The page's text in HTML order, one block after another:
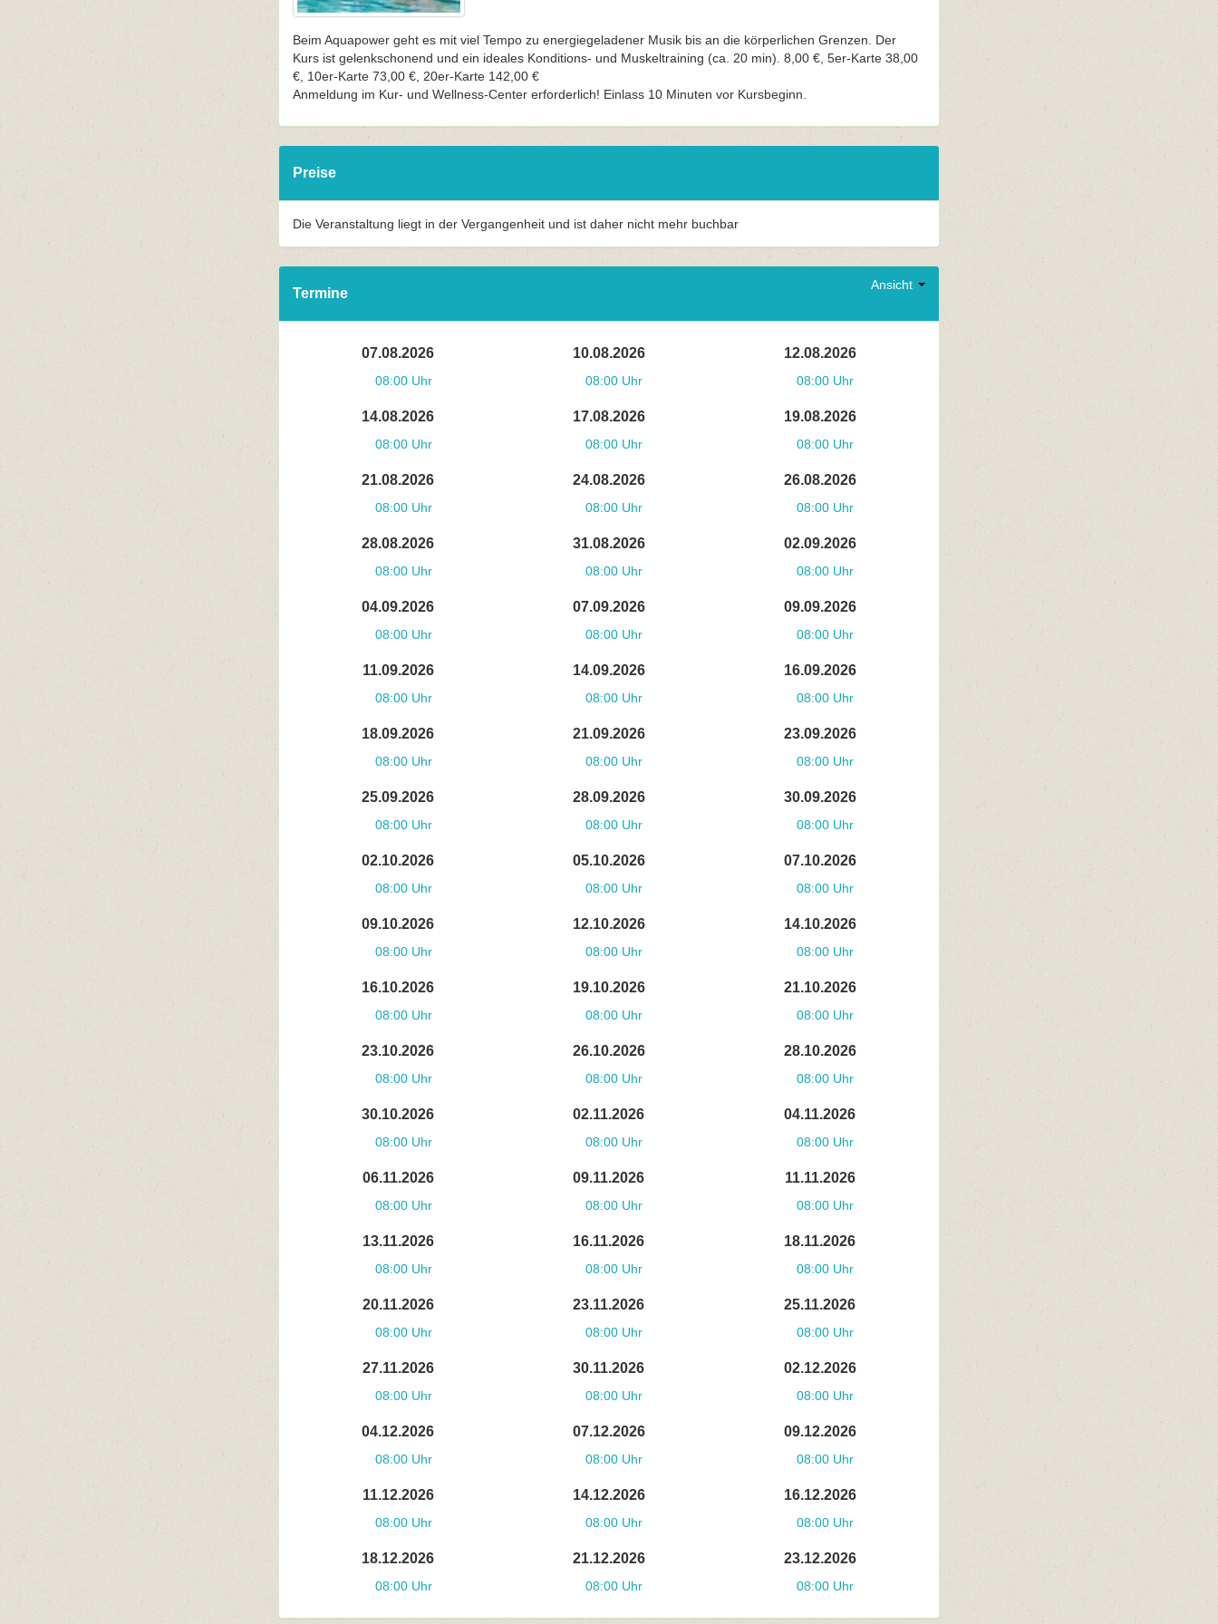
Beim Aquapower geht es mit viel Tempo zu energiegeladener Musik bis an die körperlichen Grenzen. Der
Kurs ist gelenkschonend und ein ideales Konditions- und Muskeltraining (ca. 20 min). 8,00 €, 5er-Karte 38,00
€, 10er-Karte 73,00 €, 20er-Karte 142,00 €
Anmeldung im Kur- und Wellness-Center erforderlich! Einlass 10 Minuten vor Kursbeginn.
Preise
Die Veranstaltung liegt in der Vergangenheit und ist daher nicht mehr buchbar
Ansicht
Termine
07.08.2026
08:00 Uhr
10.08.2026
08:00 Uhr
12.08.2026
08:00 Uhr
14.08.2026
08:00 Uhr
17.08.2026
08:00 Uhr
19.08.2026
08:00 Uhr
21.08.2026
08:00 Uhr
24.08.2026
08:00 Uhr
26.08.2026
08:00 Uhr
28.08.2026
08:00 Uhr
31.08.2026
08:00 Uhr
02.09.2026
08:00 Uhr
04.09.2026
08:00 Uhr
07.09.2026
08:00 Uhr
09.09.2026
08:00 Uhr
11.09.2026
08:00 Uhr
14.09.2026
08:00 Uhr
16.09.2026
08:00 Uhr
18.09.2026
08:00 Uhr
21.09.2026
08:00 Uhr
23.09.2026
08:00 Uhr
25.09.2026
08:00 Uhr
28.09.2026
08:00 Uhr
30.09.2026
08:00 Uhr
02.10.2026
08:00 Uhr
05.10.2026
08:00 Uhr
07.10.2026
08:00 Uhr
09.10.2026
08:00 Uhr
12.10.2026
08:00 Uhr
14.10.2026
08:00 Uhr
16.10.2026
08:00 Uhr
19.10.2026
08:00 Uhr
21.10.2026
08:00 Uhr
23.10.2026
08:00 Uhr
26.10.2026
08:00 Uhr
28.10.2026
08:00 Uhr
30.10.2026
08:00 Uhr
02.11.2026
08:00 Uhr
04.11.2026
08:00 Uhr
06.11.2026
08:00 Uhr
09.11.2026
08:00 Uhr
11.11.2026
08:00 Uhr
13.11.2026
08:00 Uhr
16.11.2026
08:00 Uhr
18.11.2026
08:00 Uhr
20.11.2026
08:00 Uhr
23.11.2026
08:00 Uhr
25.11.2026
08:00 Uhr
27.11.2026
08:00 Uhr
30.11.2026
08:00 Uhr
02.12.2026
08:00 Uhr
04.12.2026
08:00 Uhr
07.12.2026
08:00 Uhr
09.12.2026
08:00 Uhr
11.12.2026
08:00 Uhr
14.12.2026
08:00 Uhr
16.12.2026
08:00 Uhr
18.12.2026
08:00 Uhr
21.12.2026
08:00 Uhr
23.12.2026
08:00 Uhr